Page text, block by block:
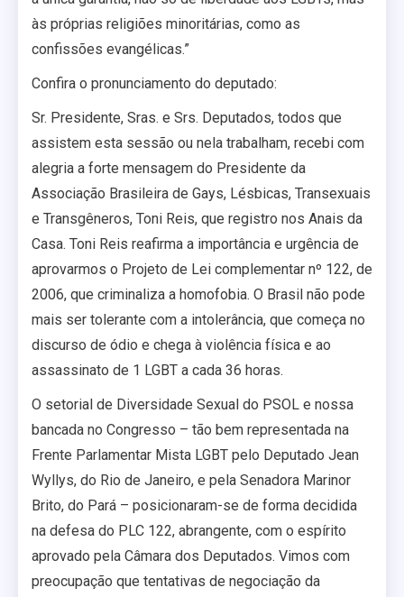
às próprias religiões minoritárias, como as
confissões evangélicas.”
Confira o pronunciamento do deputado:
Sr. Presidente, Sras. e Srs. Deputados, todos que
assistem esta sessão ou nela trabalham, recebi com
alegria a forte mensagem do Presidente da
Associação Brasileira de Gays, Lésbicas, Transexuais
e Transgêneros, Toni Reis, que registro nos Anais da
Casa. Toni Reis reafirma a importância e urgência de
aprovarmos o Projeto de Lei complementar nº 122, de
2006, que criminaliza a homofobia. O Brasil não pode
mais ser tolerante com a intolerância, que começa no
discurso de ódio e chega à violência física e ao
assassinato de 1 LGBT a cada 36 horas.
O setorial de Diversidade Sexual do PSOL e nossa
bancada no Congresso – tão bem representada na
Frente Parlamentar Mista LGBT pelo Deputado Jean
Wyllys, do Rio de Janeiro, e pela Senadora Marinor
Brito, do Pará – posicionaram-se de forma decidida
na defesa do PLC 122, abrangente, com o espírito
aprovado pela Câmara dos Deputados. Vimos com
preocupação que tentativas de negociação da